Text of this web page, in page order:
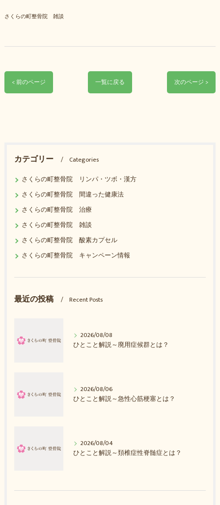
さくらの町整骨院 雑談
< 前のページ 一覧に戻る 次のページ >
カテゴリー
Categories
さくらの町整骨院 リンパ・ツボ・漢方
さくらの町整骨院 間違った健康法
さくらの町整骨院 治療
さくらの町整骨院 雑談
さくらの町整骨院 酸素カプセル
さくらの町整骨院 キャンペーン情報
最近の投稿 Recent Posts
2026/08/08
ひとこと解説～廃用症候群とは？
2026/08/06
ひとこと解説～急性心筋梗塞とは？
2026/08/04
ひとこと解説～頚椎症性脊髄症とは？